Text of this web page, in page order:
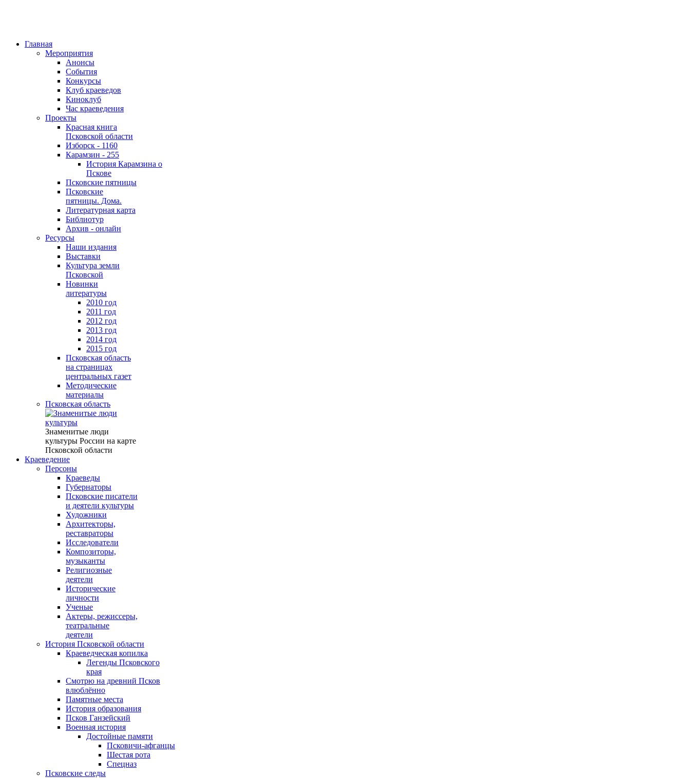
Главная
Мероприятия
Анонсы
События
Конкурсы
Клуб краеведов
Киноклуб
Час краеведения
Проекты
Красная книга
Псковской области
Изборск - 1160
Карамзин - 255
История Карамзина о
Пскове
Псковские пятницы
Псковские
пятницы. Дома.
Литературная карта
Библиотур
Архив - онлайн
Ресурсы
Наши издания
Выставки
Культура земли
Псковской
Новинки
литературы
2010 год
2011 год
2012 год
2013 год
2014 год
2015 год
Псковская область
на страницах
центральных газет
Методические
материалы
Псковская область
Знаменитые люди
культуры России на карте
Псковской области
Краеведение
Персоны
Краеведы
Губернаторы
Псковские писатели
и деятели культуры
Художники
Архитекторы,
реставраторы
Исследователи
Композиторы,
музыканты
Религиозные
деятели
Исторические
личности
Ученые
Актеры, режиссеры,
театральные
деятели
История Псковской области
Краеведческая копилка
Легенды Псковского
края
Смотрю на древний Псков
влюблённо
Памятные места
История образования
Псков Ганзейский
Военная история
Достойные памяти
Псковичи-афганцы
Шестая рота
Спецназ
Псковские следы